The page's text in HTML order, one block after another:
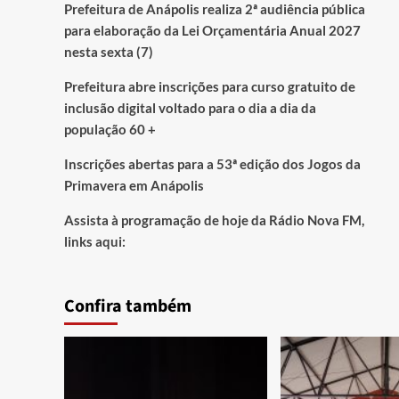
Prefeitura de Anápolis realiza 2ª audiência pública
para elaboração da Lei Orçamentária Anual 2027
nesta sexta (7)
Prefeitura abre inscrições para curso gratuito de
inclusão digital voltado para o dia a dia da
população 60 +
Inscrições abertas para a 53ª edição dos Jogos da
Primavera em Anápolis
Assista à programação de hoje da Rádio Nova FM,
links aqui:
Confira também